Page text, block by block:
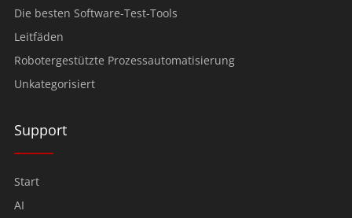
Die besten Software-Test-Tools
Leitfäden
Robotergestützte Prozessautomatisierung
Unkategorisiert
Support
Start
AI